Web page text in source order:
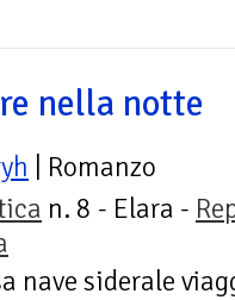
nella notte
| Romanzo
n. 8 - Elara -
nave siderale